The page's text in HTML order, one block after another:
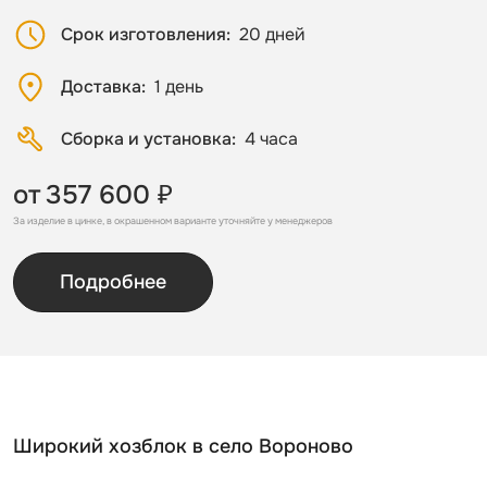
Срок изготовления 20 дней
Доставка 1 день
Сборка и установка 4 часа
от357 600 ₽
За изделие в цинке, в окрашенном варианте уточняйте у менеджеров
Подробнее
Широкий хозблок в село Вороново